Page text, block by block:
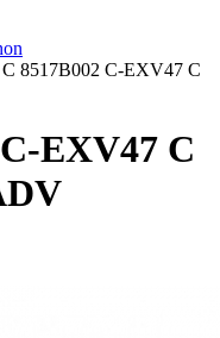
8517B002 C-EXV47 C
EXV47 C